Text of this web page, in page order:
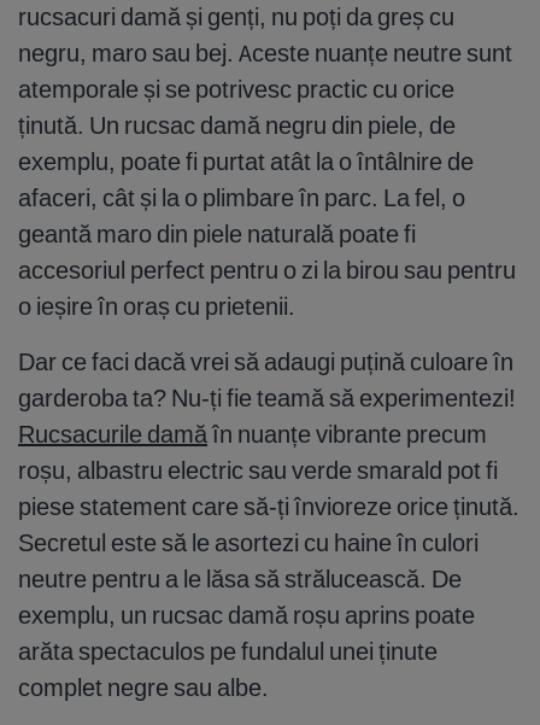
rucsacuri damă și genți, nu poți da greș cu
negru, maro sau bej. Aceste nuanțe neutre sunt
atemporale și se potrivesc practic cu orice
ținută. Un rucsac damă negru din piele, de
exemplu, poate fi purtat atât la o întâlnire de
afaceri, cât și la o plimbare în parc. La fel, o
geantă maro din piele naturală poate fi
accesoriul perfect pentru o zi la birou sau pentru
o ieșire în oraș cu prietenii.
Dar ce faci dacă vrei să adaugi puțină culoare în
garderoba ta? Nu-ți fie teamă să experimentezi!
Rucsacurile damăîn nuanțe vibrante precum
roșu, albastru electric sau verde smarald pot fi
piese statement care să-ți învioreze orice ținută.
Secretul este să le asortezi cu haine în culori
neutre pentru a le lăsa să strălucească. De
exemplu, un rucsac damă roșu aprins poate
arăta spectaculos pe fundalul unei ținute
complet negre sau albe.